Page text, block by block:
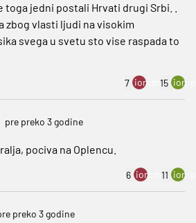
toga jedni postali Hrvati drugi Srbi. .
zbog vlasti ljudi na visokim
svega u svetu sto vise raspada to
7 ion:minus
15
pre preko 3 godine
pociva na Oplencu.
6 ion:minus
11
preko 3 godine